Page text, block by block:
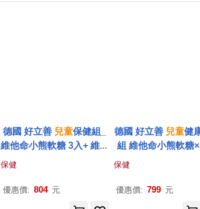
德國 好立善 兒童保健組_
維他命小熊軟糖 3入+ 維他
保健
優惠價: 804 元
德國 好立善 兒童健
組 維他命小熊軟糖
維他命C200口含錠
保健
優惠價: 799 元